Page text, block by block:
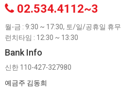
02.534.4112~3
월-금 : 9:30 ~ 17:30, 토/일/공휴일 휴무
런치타임 : 12:30 ~ 13:30
Bank Info
신한 110-427-327980
예금주 김동희